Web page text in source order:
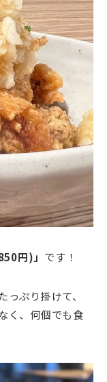
円)」 です！
ぷり掛けて、
く、何個でも食